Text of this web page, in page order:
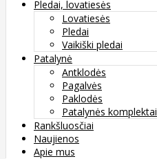
Pledai, lovatiesės
Lovatiesės
Pledai
Vaikiški pledai
Patalynė
Antklodės
Pagalvės
Paklodės
Patalynės komplektai
Rankšluosčiai
Naujienos
Apie mus